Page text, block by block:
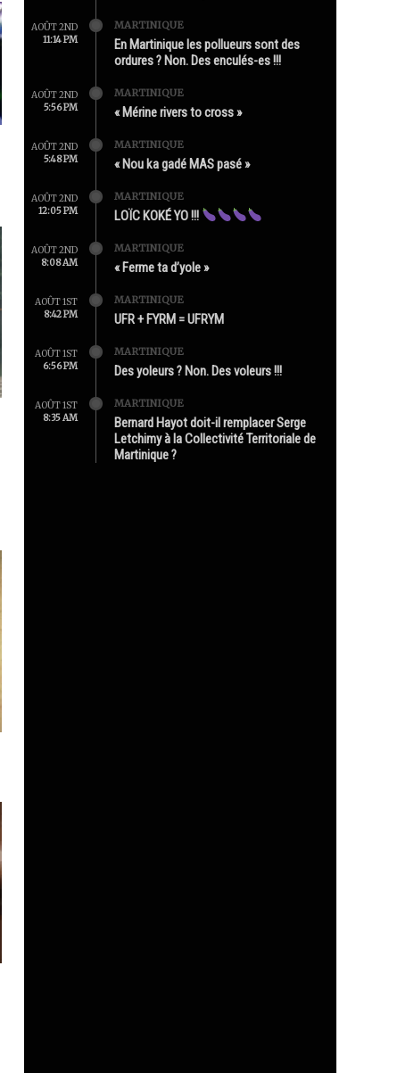
AOÛT 2ND
11:14 PM
MARTINIQUE
En Martinique les pollueurs sont des
ordures ? Non. Des enculés-es !!!
AOÛT 2ND
5:56 PM
MARTINIQUE
« Mérine rivers to cross »
AOÛT 2ND
5:48 PM
MARTINIQUE
« Nou ka gadé MAS pasé »
AOÛT 2ND
12:05 PM
MARTINIQUE
LOÏC KOKÉ YO !!!
AOÛT 2ND
8:08 AM
MARTINIQUE
« Ferme ta d’yole »
AOÛT 1ST
8:42 PM
MARTINIQUE
UFR + FYRM = UFRYM
AOÛT 1ST
6:56 PM
MARTINIQUE
Des yoleurs ? Non. Des voleurs !!!
AOÛT 1ST
8:35 AM
MARTINIQUE
Bernard Hayot doit-il remplacer Serge
Letchimy à la Collectivité Territoriale de
Martinique ?